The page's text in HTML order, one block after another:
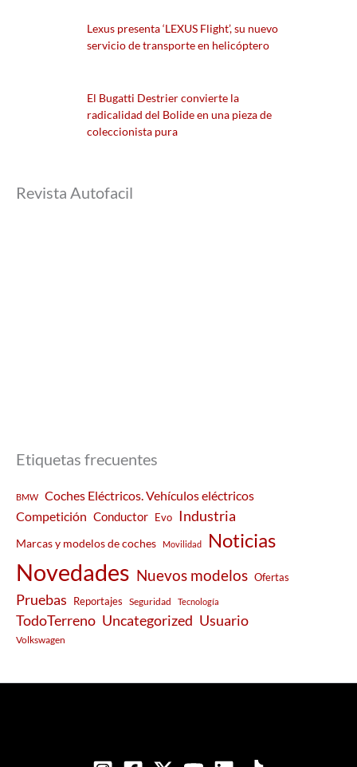
Lexus presenta ‘LEXUS Flight’, su nuevo
servicio de transporte en helicóptero
El Bugatti Destrier convierte la
radicalidad del Bolide en una pieza de
coleccionista pura
Revista Autofacil
Etiquetas frecuentes
BMW
Coches Eléctricos. Vehículos eléctricos
Competición Conductor Evo Industria
Marcas y modelos de coches Movilidad Noticias
Novedades Nuevos modelos Ofertas
Pruebas Reportajes Seguridad Tecnología
TodoTerreno Uncategorized Usuario
Volkswagen